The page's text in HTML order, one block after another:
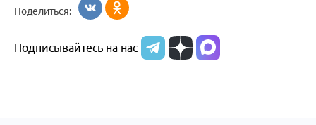
Поделиться:
Подписывайтесь на нас